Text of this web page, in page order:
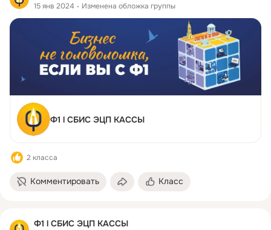
15 янв 2024 Изменена обложка группы
Ф1 l СБИС ЭЦП КАССЫ
2 класса
Комментировать Класс
Ф1 l СБИС ЭЦП КАССЫ